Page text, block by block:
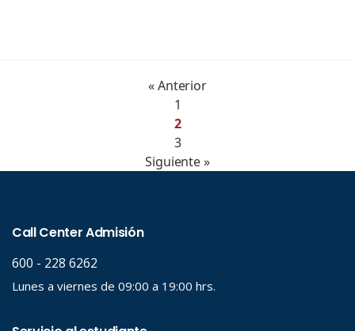
« Anterior
1
2
3
Siguiente »